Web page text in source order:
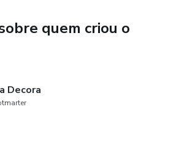
vai aprender:
cores e composições harmônicas
e versáteis para diferentes eventos
quem criou o
Decora